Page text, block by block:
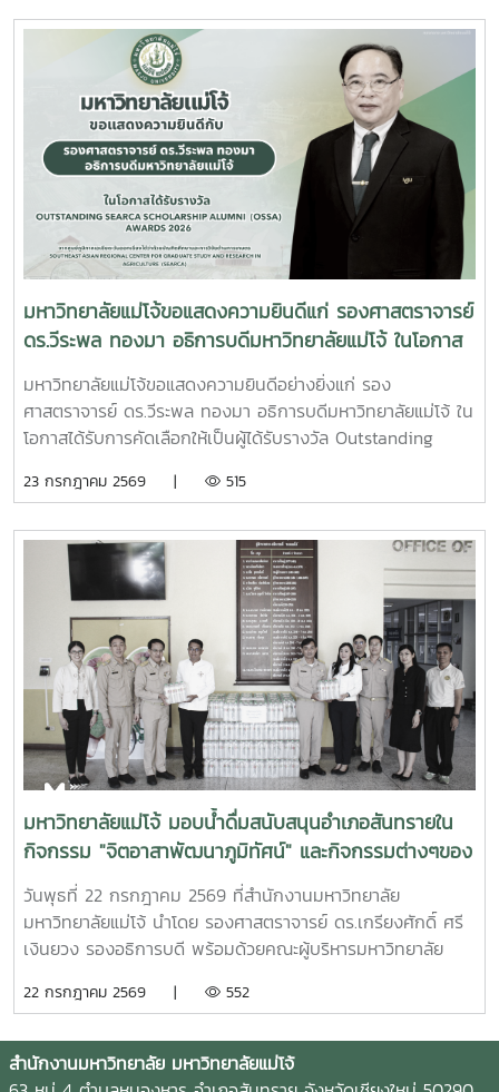
ผู้นำเครือข่ายอุดมศึกษา การนำเสนอกรณีศึกษาการประยุกต์ใช้
AI และนวัตกรรมจากภาคเอกชน รวมถึงกิจกรรม Forum-to-
Action เพื่อร่วมกำหนดข้อเสนอเชิงนโยบายและแผนปฏิบัติการใน
การขับเคลื่อนมหาวิทยาลัยไทยในอนาคตการเข้าร่วมประชุมในครั้ง
นี้มหาวิทยาลัยแม่โจ้ติดตามทิศทางการเปลี่ยนแปลงของการ
อุดมศึกษาไทย พร้อมแลกเปลี่ยนองค์ความรู้และสร้างความร่วม
มือกับเครือข่ายสถาบันอุดมศึกษาทั่วประเทศ เพื่อร่วมกันพัฒนา
มหาวิทยาลัยไทยให้ก้าวทันการเปลี่ยนแปลงของโลกยุคดิจิทัล และ
ยกระดับศักยภาพด้านการศึกษา วิจัย และนวัตกรรมอย่างยั่งยืน
พระบรมราชชนนีพันปีหลวง ณ พระที่นั่งดุสิตมหาปราสาท
พระบรมมหาราชวัง และเข้ากราบถวายบังคมพระศพสมเด็จ
พระเจ้าลูกเธอ เจ้าฟ้าพัชรกิติยาภา นเรนทิราเทพยวดี กรมหลวง
ราชสาริณีสิริพัชร มหาวัชรราชธิดา ณ พระที่นั่งพิมานรัตยา
พระบรมมหาราชวังการเข้าร่วมพิธีในครั้งนี้ นับเป็นพระ
มหากรุณาธิคุณล้นเกล้าล้นกระหม่อมแก่คณะผู้บริหาร
มหาวิทยาลัย สมาคมศิษย์เก่า และบุคลากร มหาวิทยาลัยแม่โจ้ที่ได้
ร่วมแสดงความจงรักภักดี ถวายความอาลัยและน้อมรำลึกในพระ
มหากรุณาธิคุณอย่างหาที่สุดมิได้
มหาวิทยาลัยแม่โจ้ขอแสดงความยินดีแก่ รองศาสตราจารย์
ดร.วีระพล ทองมา อธิการบดีมหาวิทยาลัยแม่โจ้ ในโอกาส
ได้รับรางวัล Outstanding SEARCA Scholarship
Alumni (OSSA) Awards 2026
มหาวิทยาลัยแม่โจ้ขอแสดงความยินดีอย่างยิ่งแก่ รอง
ศาสตราจารย์ ดร.วีระพล ทองมา อธิการบดีมหาวิทยาลัยแม่โจ้ ใน
โอกาสได้รับการคัดเลือกให้เป็นผู้ได้รับรางวัล Outstanding
ศูนย์ภูมิภาคเอเชียตะวันออกเฉียงใต้ว่าด้วยบัณฑิตศึกษาและการ
for Graduate Study and Research in Agriculture
(SEARCA) นับเป็นรางวัลเกียรติยศระดับภูมิภาคที่มอบแก่ศิษย์
เก่าทุน SEARCA ผู้มีความสำเร็จโดดเด่นทางวิชาชีพ มีภาวะผู้นำ
และสร้างคุณูปการสำคัญต่อการพัฒนาการเกษตร ชนบท ชุมชน
และสังคมอย่างยั่งยืนรางวัล Outstanding SEARCA
Scholarship Alumni (OSSA) จัดตั้งขึ้นเพื่อเชิดชูเกียรติศิษย์
เก่าผู้ได้รับทุนการศึกษาระดับบัณฑิตศึกษาจาก SEARCA ซึ่งได้
นำองค์ความรู้ ประสบการณ์ และศักยภาพที่ได้รับจากการศึกษา
ไปสร้างคุณประโยชน์ต่อองค์กร ชุมชน ประเทศ และภูมิภาคเอเชีย
ตะวันออกเฉียงใต้ ตลอดจนเป็นแบบอย่างที่สะท้อนค่านิยมและ
ปรัชญาของ SEARCA ผ่านความสำเร็จในวิชาชีพ การบริการ
สาธารณะ และการอุทิศตนเพื่อส่วนรวมในปี 2026 การพิจารณา
รางวัลครอบคลุมผลงานสำคัญ 4 ด้าน ได้แก่ การสอน
(Teaching) การวิจัย (Research) การบริการสาธารณะและการ
พัฒนาชุมชน (Public Service and Community
Development) และธุรกิจการเกษตรและการเป็นผู้ประกอบการ
กับผลงานที่สามารถสร้างผลกระทบอย่างเป็นรูปธรรมต่อการ
รางวัล OSSA Awards 2026 มีความสำคัญเป็นพิเศษ เนื่องจาก
จัดขึ้นในวาระเฉลิมฉลอง ครบรอบ 60 ปีของ SEARCA ซึ่งเป็น
23 กรกฎาคม 2569 | 515
มหาวิทยาลัยแม่โจ้ มอบน้ำดื่มสนับสนุนอำเภอสันทรายใน
กิจกรรม "จิตอาสาพัฒนาภูมิทัศน์" และกิจกรรมต่างๆของ
อำเภอสันทราย
วันพุธที่ 22 กรกฎาคม 2569 ที่สำนักงานมหาวิทยาลัย
มหาวิทยาลัยแม่โจ้ นำโดย รองศาสตราจารย์ ดร.เกรียงศักดิ์ ศรี
เงินยวง รองอธิการบดี พร้อมด้วยคณะผู้บริหารมหาวิทยาลัย
จำนวน 100 แพ็ค เพื่อใช้ในกิจกรรม “จิตอาสาพัฒนาภูมิทัศน์
สำคัญของชาติไทย เพื่อเฉลิมพระเกียรติพระบาทสมเด็จ
พระเจ้าอยู่หัว เนื่องในโอกาสวันเฉลิมพระชนมพรรษา 28
22 กรกฎาคม 2569 | 552
สำนักงานมหาวิทยาลัย มหาวิทยาลัยแม่โจ้